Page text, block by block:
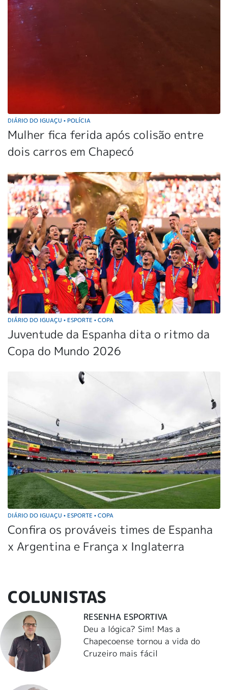
DIÁRIO DO IGUAÇU • POLÍCIA
Mulher fica ferida após colisão entre
dois carros em Chapecó
DIÁRIO DO IGUAÇU • ESPORTE • COPA
Juventude da Espanha dita o ritmo da
Copa do Mundo 2026
DIÁRIO DO IGUAÇU • ESPORTE • COPA
Confira os prováveis times de Espanha
x Argentina e França x Inglaterra
COLUNISTAS
RESENHA ESPORTIVA
Deu a lógica? Sim! Mas a
Chapecoense tornou a vida do
Cruzeiro mais fácil